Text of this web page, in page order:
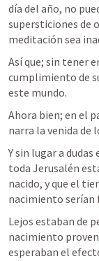
día del año, no
supersticiones de
meditación sea
Así que; sin tener
cumplimiento de
este mundo.
Ahora bien; en el
narra la venida de
Y sin lugar a
toda Jerusalén
nacido, y que el
nacimiento serían
Lejos estaban de
nacimiento
esperaban el